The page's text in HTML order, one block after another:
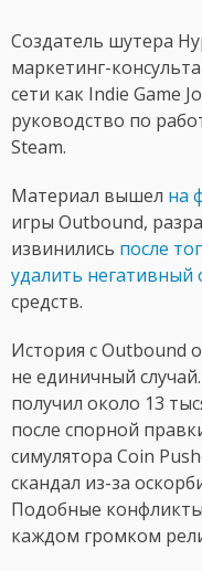
Создатель шутера
маркетинг-
сети как Indie Game
руководство по
Steam.
Материал вышел на
игры Outbound,
извинились после
удалить негативный
средств.
История с Outbound
не единичный
получил около 13
после спорной
симулятора Coin
скандал из-за
Подобные
каждом громком